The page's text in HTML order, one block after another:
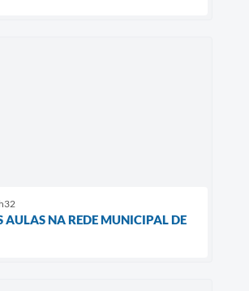
AULAS NA REDE MUNICIPAL DE